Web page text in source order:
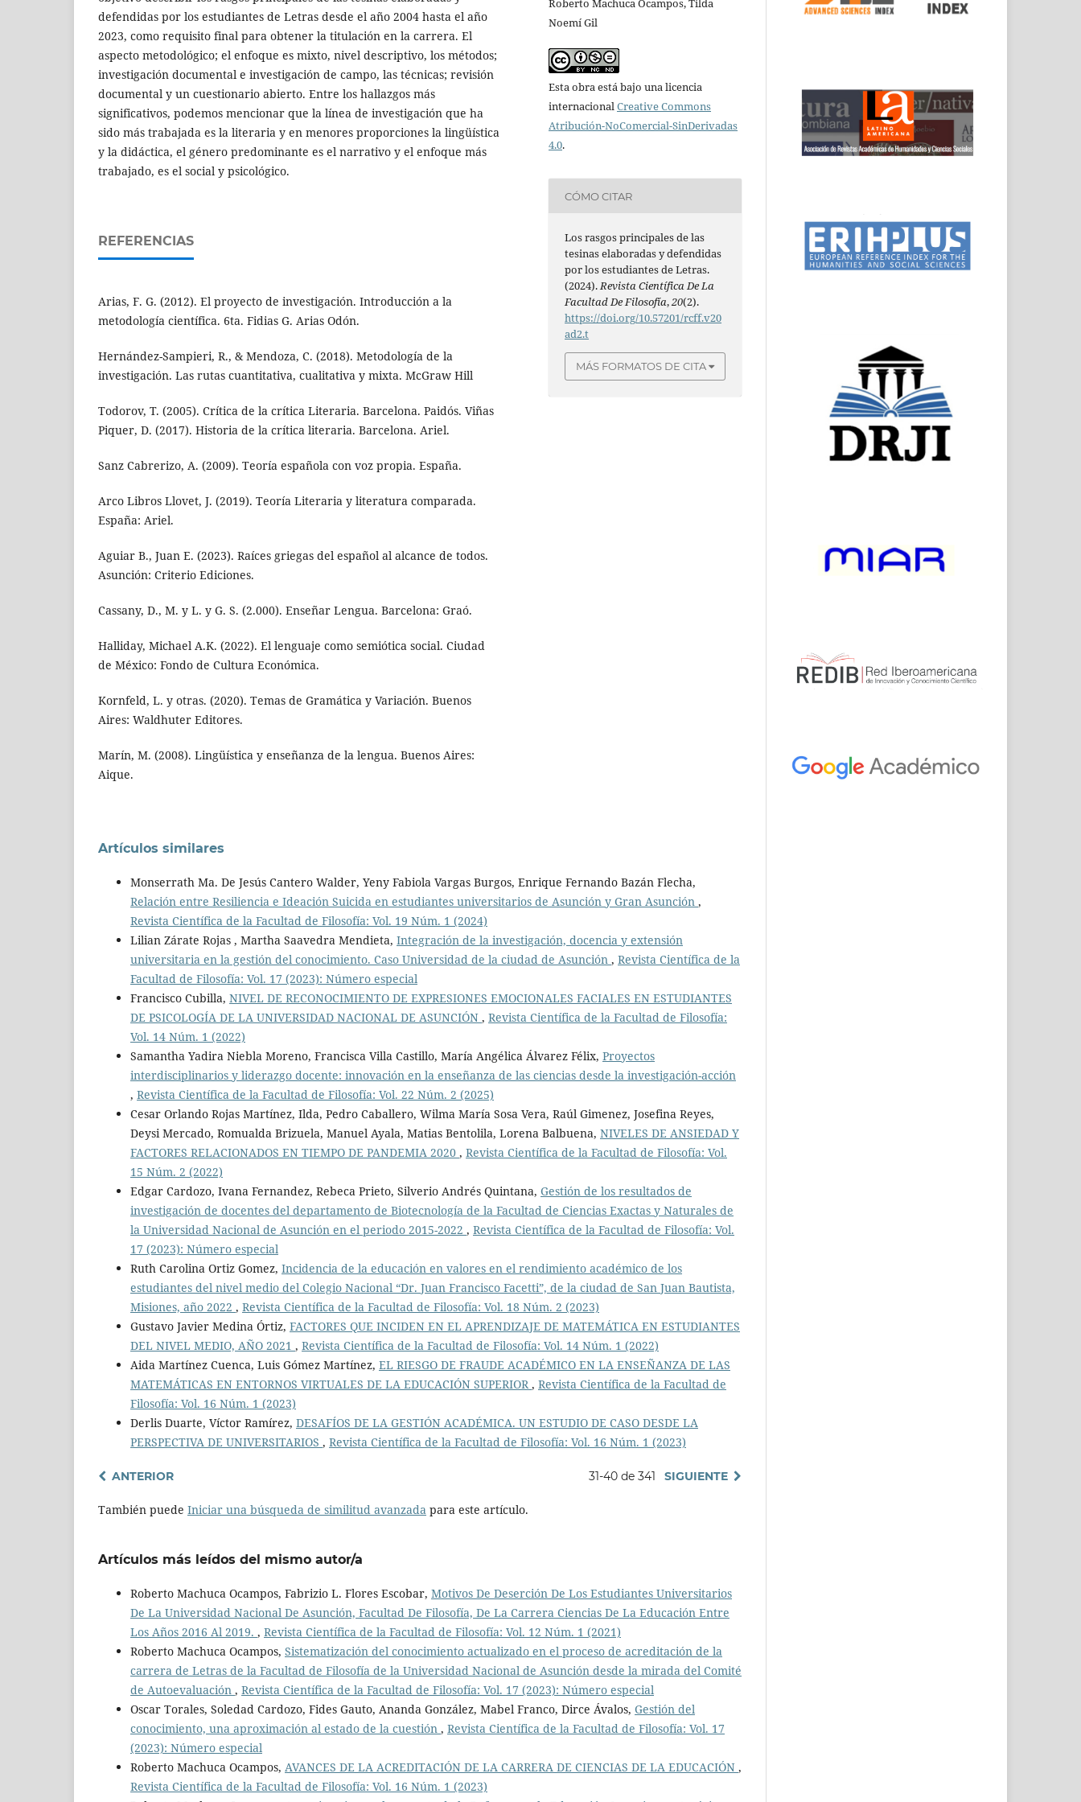
defendidas por los estudiantes de Letras desde el año 2004 hasta el año
2023, como requisito final para obtener la titulación en la carrera. El
aspecto metodológico; el enfoque es mixto, nivel descriptivo, los métodos;
investigación documental e investigación de campo, las técnicas; revisión
documental y un cuestionario abierto. Entre los hallazgos más
significativos, podemos mencionar que la línea de investigación que ha
sido más trabajada es la literaria y en menores proporciones la lingüística
y la didáctica, el género predominante es el narrativo y el enfoque más
trabajado, es el social y psicológico.
REFERENCIAS
Arias, F. G. (2012). El proyecto de investigación. Introducción a la
metodología científica. 6ta. Fidias G. Arias Odón.
Hernández-Sampieri, R., & Mendoza, C. (2018). Metodología de la
investigación. Las rutas cuantitativa, cualitativa y mixta. McGraw Hill
Todorov, T. (2005). Crítica de la crítica Literaria. Barcelona. Paidós. Viñas
Piquer, D. (2017). Historia de la crítica literaria. Barcelona. Ariel.
Sanz Cabrerizo, A. (2009). Teoría española con voz propia. España.
Arco Libros Llovet, J. (2019). Teoría Literaria y literatura comparada.
España: Ariel.
Aguiar B., Juan E. (2023). Raíces griegas del español al alcance de todos.
Asunción: Criterio Ediciones.
Cassany, D., M. y L. y G. S. (2.000). Enseñar Lengua. Barcelona: Graó.
Halliday, Michael A.K. (2022). El lenguaje como semiótica social. Ciudad
de México: Fondo de Cultura Económica.
Kornfeld, L. y otras. (2020). Temas de Gramática y Variación. Buenos
Aires: Waldhuter Editores.
Marín, M. (2008). Lingüística y enseñanza de la lengua. Buenos Aires:
Aique.
Roberto Machuca Ocampos, Tilda
Noemí Gil
Esta obra está bajo una licencia
internacionalCreative Commons
Atribución-NoComercial-SinDerivadas
4.0.
CÓMO CITAR
Los rasgos principales de las
tesinas elaboradas y defendidas
por los estudiantes de Letras.
(2024).Revista Científica De La
Facultad De Filosofía,20(2).
https://doi.org/10.57201/rcff.v20
ad2.t
MÁS FORMATOS DE CITA
Artículos similares
Monserrath Ma. De Jesús Cantero Walder, Yeny Fabiola Vargas Burgos, Enrique Fernando Bazán Flecha,
Relación entre Resiliencia e Ideación Suicida en estudiantes universitarios de Asunción y Gran Asunción ,
Revista Científica de la Facultad de Filosofía: Vol. 19 Núm. 1 (2024)
Lilian Zárate Rojas , Martha Saavedra Mendieta, Integración de la investigación, docencia y extensión
universitaria en la gestión del conocimiento. Caso Universidad de la ciudad de Asunción , Revista Científica de la
Facultad de Filosofía: Vol. 17 (2023): Número especial
Francisco Cubilla, NIVEL DE RECONOCIMIENTO DE EXPRESIONES EMOCIONALES FACIALES EN ESTUDIANTES
DE PSICOLOGÍA DE LA UNIVERSIDAD NACIONAL DE ASUNCIÓN , Revista Científica de la Facultad de Filosofía:
Vol. 14 Núm. 1 (2022)
Samantha Yadira Niebla Moreno, Francisca Villa Castillo, María Angélica Álvarez Félix, Proyectos
interdisciplinarios y liderazgo docente: innovación en la enseñanza de las ciencias desde la investigación-acción
, Revista Científica de la Facultad de Filosofía: Vol. 22 Núm. 2 (2025)
Cesar Orlando Rojas Martínez, Ilda, Pedro Caballero, Wilma María Sosa Vera, Raúl Gimenez, Josefina Reyes,
Deysi Mercado, Romualda Brizuela, Manuel Ayala, Matias Bentolila, Lorena Balbuena, NIVELES DE ANSIEDAD Y
FACTORES RELACIONADOS EN TIEMPO DE PANDEMIA 2020 , Revista Científica de la Facultad de Filosofía: Vol.
15 Núm. 2 (2022)
Edgar Cardozo, Ivana Fernandez, Rebeca Prieto, Silverio Andrés Quintana, Gestión de los resultados de
investigación de docentes del departamento de Biotecnología de la Facultad de Ciencias Exactas y Naturales de
la Universidad Nacional de Asunción en el periodo 2015-2022 , Revista Científica de la Facultad de Filosofía: Vol.
17 (2023): Número especial
Ruth Carolina Ortiz Gomez, Incidencia de la educación en valores en el rendimiento académico de los
estudiantes del nivel medio del Colegio Nacional “Dr. Juan Francisco Facetti”, de la ciudad de San Juan Bautista,
Misiones, año 2022 , Revista Científica de la Facultad de Filosofía: Vol. 18 Núm. 2 (2023)
Gustavo Javier Medina Órtiz, FACTORES QUE INCIDEN EN EL APRENDIZAJE DE MATEMÁTICA EN ESTUDIANTES
DEL NIVEL MEDIO, AÑO 2021 , Revista Científica de la Facultad de Filosofía: Vol. 14 Núm. 1 (2022)
Aida Martínez Cuenca, Luis Gómez Martínez, EL RIESGO DE FRAUDE ACADÉMICO EN LA ENSEÑANZA DE LAS
MATEMÁTICAS EN ENTORNOS VIRTUALES DE LA EDUCACIÓN SUPERIOR, Revista Científica de la Facultad de
Filosofía: Vol. 16 Núm. 1 (2023)
Derlis Duarte, Víctor Ramírez, DESAFÍOS DE LA GESTIÓN ACADÉMICA. UN ESTUDIO DE CASO DESDE LA
PERSPECTIVA DE UNIVERSITARIOS , Revista Científica de la Facultad de Filosofía: Vol. 16 Núm. 1 (2023)
ANTERIOR 31-40 de 341 SIGUIENTE
También puede Iniciar una búsqueda de similitud avanzada para este artículo.
Artículos más leídos del mismo autor/a
Roberto Machuca Ocampos, Fabrizio L. Flores Escobar, Motivos De Deserción De Los Estudiantes Universitarios
De La Universidad Nacional De Asunción, Facultad De Filosofía, De La Carrera Ciencias De La Educación Entre
Los Años 2016 Al 2019. , Revista Científica de la Facultad de Filosofía: Vol. 12 Núm. 1 (2021)
Roberto Machuca Ocampos, Sistematización del conocimiento actualizado en el proceso de acreditación de la
carrera de Letras de la Facultad de Filosofía de la Universidad Nacional de Asunción desde la mirada del Comité
de Autoevaluación , Revista Científica de la Facultad de Filosofía: Vol. 17 (2023): Número especial
Oscar Torales, Soledad Cardozo, Fides Gauto, Ananda González, Mabel Franco, Dirce Ávalos, Gestión del
conocimiento, una aproximación al estado de la cuestión , Revista Científica de la Facultad de Filosofía: Vol. 17
(2023): Número especial
Roberto Machuca Ocampos, AVANCES DE LA ACREDITACIÓN DE LA CARRERA DE CIENCIAS DE LA EDUCACIÓN ,
Revista Científica de la Facultad de Filosofía: Vol. 16 Núm. 1 (2023)